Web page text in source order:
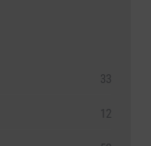
33
12